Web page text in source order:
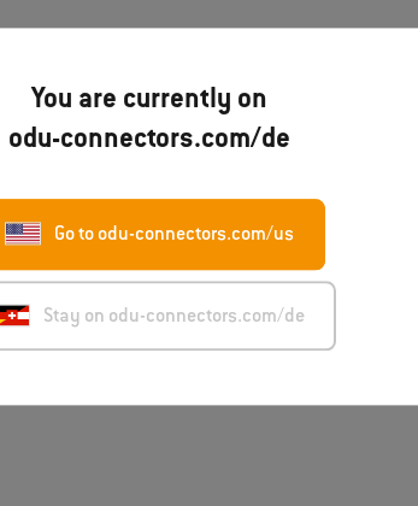
You are currently on
odu-connectors.com/de
Go to odu-connectors.com/us
Stay on odu-connectors.com/de